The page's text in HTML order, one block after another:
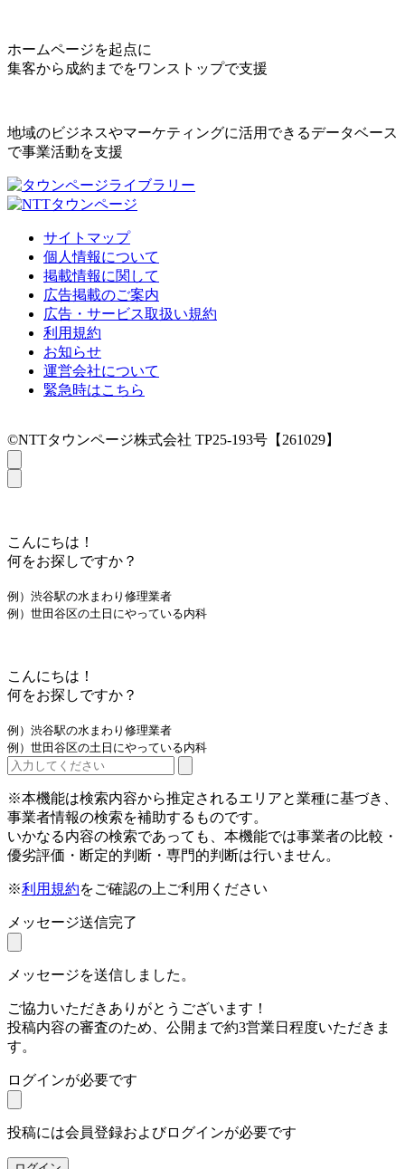
ホームページを起点に
集客から成約までをワンストップで支援
地域のビジネスやマーケティングに活用できるデータベース
で事業活動を支援
サイトマップ
個人情報について
掲載情報に関して
広告掲載のご案内
広告・サービス取扱い規約
利用規約
お知らせ
運営会社について
緊急時はこちら
©NTTタウンページ株式会社 TP25-193号【261029】
こんにちは！
何をお探しですか？
例）渋谷駅の水まわり修理業者
例）世田谷区の土日にやっている内科
こんにちは！
何をお探しですか？
例）渋谷駅の水まわり修理業者
例）世田谷区の土日にやっている内科
※本機能は検索内容から推定されるエリアと業種に基づき、
事業者情報の検索を補助するものです。
いかなる内容の検索であっても、本機能では事業者の比較・
優劣評価・断定的判断・専門的判断は行いません。
※利用規約をご確認の上ご利用ください
メッセージ送信完了
メッセージを送信しました。
ご協力いただきありがとうございます！
投稿内容の審査のため、公開まで約3営業日程度いただきま
す。
ログインが必要です
投稿には会員登録およびログインが必要です